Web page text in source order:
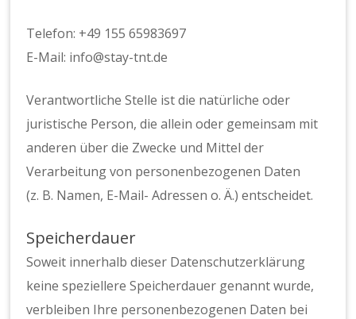
Telefon: +49 155 65983697
E-Mail: info@stay-tnt.de
Verantwortliche Stelle ist die natürliche oder
juristische Person, die allein oder gemeinsam mit
anderen über die Zwecke und Mittel der
Verarbeitung von personenbezogenen Daten
(z. B. Namen, E-Mail- Adressen o. Ä.) entscheidet.
Speicherdauer
Soweit innerhalb dieser Datenschutzerklärung
keine speziellere Speicherdauer genannt wurde,
verbleiben Ihre personenbezogenen Daten bei